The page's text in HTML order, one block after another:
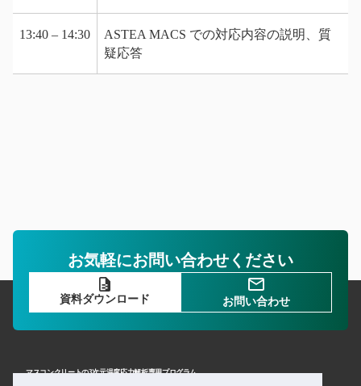
13:40 – 14:30 ASTEA MACS での対応内容の説明、質
疑応答
お気軽にお問い合わせください
資料ダウンロード お問い合わせ